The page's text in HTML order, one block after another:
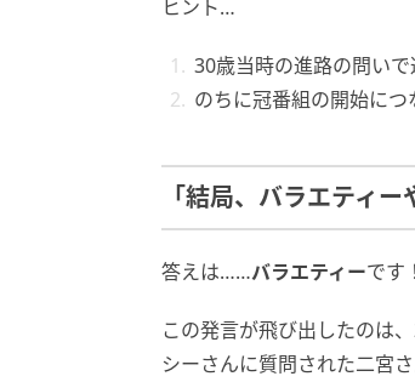
ヒント…
30歳当時の進路の問いで
のちに冠番組の開始につ
「結局、バラエティー
答えは……バラエティーです！
この発言が飛び出したのは
シーさんに質問された二宮